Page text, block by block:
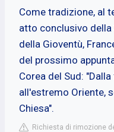
Come tradizione, al
atto conclusivo
della Gioventù,
del prossimo
Corea del Sud:
all'estremo Oriente,
Chiesa".
Richiesta di rimozione